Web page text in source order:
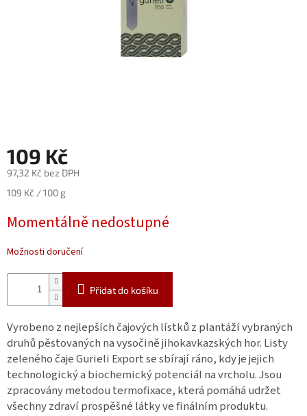
Měna
(CZK)
Přihlášení
109 Kč
97,32 Kč bez DPH
Měrná
109 Kč / 100 g
Momentálně nedostupné
Možnosti doručení
Přidat do košíku
Vyrobeno z nejlepších čajových lístků z plantáží vybraných
druhů pěstovaných na vysočině jihokavkazských hor. Listy
zeleného čaje Gurieli Export se sbírají ráno, kdy je jejich
technologický a biochemický potenciál na vrcholu. Jsou
zpracovány metodou termofixace, která pomáhá udržet
všechny zdraví prospěšné látky ve finálním produktu.